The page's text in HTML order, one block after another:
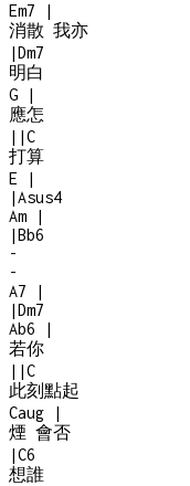
Em7
|
消散 我亦
|Dm7
明白
G
|
應怎
| |C
打算
E
|
|Asus4
Am
|
|Bb6
-
-
A7
|
|Dm7
Ab6
|
若你
| |C
此刻點起
Caug
|
煙 會否
|C6
想誰